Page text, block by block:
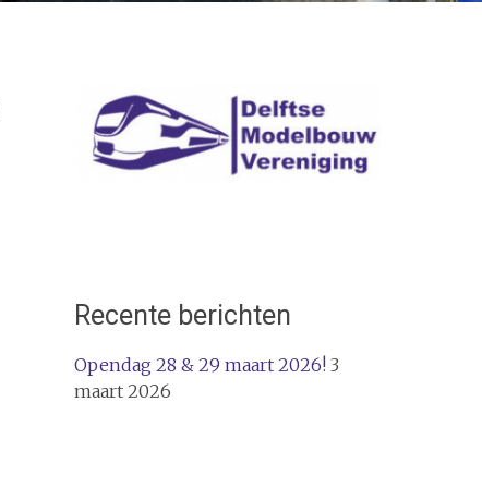
Recente berichten
Opendag 28 & 29 maart 2026! 3
maart 2026